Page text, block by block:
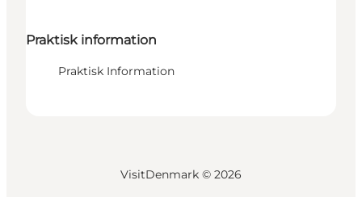
Praktisk information
Praktisk Information
VisitDenmark © 2026